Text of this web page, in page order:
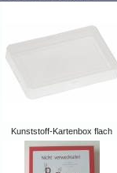
Kunststoff-Kartenbox flach